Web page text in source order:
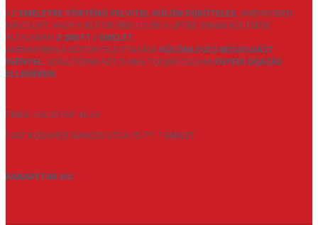
AZ EMELETRE TÖRTÉNŐ FELVITEL KÜLÖN DÍJKÖTELES, AMENNYIBEN
NINCS LIFT, VAGY A BÚTOR NEM FÉR BE A LIFTBE. ENNEK KÖLTSÉGE
ÁLTALÁBAN 2.000 FT / EMELET.
AMENNYIBEN A BÚTOR FELJUTTATÁSA KÜLÖNLEGES MEGOLDÁST
IGÉNYEL, SZÁLLÍTÓINK AZT IS MEG TUDJÁK OLDANI EGYEDI DÍJAZÁS
ELLENÉBEN.
TÍMEA +36 20 561 46 33
1047 BUDAPEST BAROSS UTCA 75-77. 1 EMELET
KANAPETAR.HU